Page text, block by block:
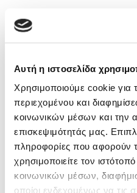
Αυτή η ιστοσελίδα
Χρησιμοποιούμε cookie για
περιεχομένου και
κοινωνικών μέσων και την
επισκεψιμότητάς μας.
πληροφορίες που αφορούν
χρησιμοποιείτε τον
κοινωνικών μέσων,
οποίοι ενδεχομένως να τις